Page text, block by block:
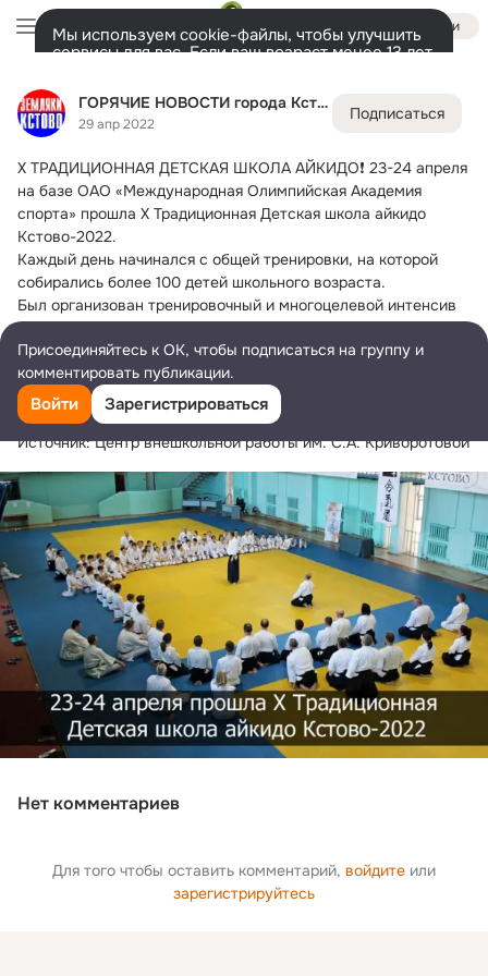
ГОРЯЧИЕ НОВОСТИ города Кстово
29 апр 2022
Подписаться
Х ТРАДИЦИОННАЯ ДЕТСКАЯ ШКОЛА АЙКИДО❗ 23-24 апреля
на базе OAO «Международная Олимпийская Академия
спорта» прошла Х Традиционная Детская школа айкидо
Кстово-2022.
Каждый день начинался с общей тренировки, на которой
собирались более 100 детей школьного возраста.
Был организован тренировочный и многоцелевой интенсив
по социальной безопасности и интенсив от руководителя
Поисково-спасательного отряда "Волонтер" Шухрина С.Д.
Двухдневные тренировки закончились Фестивалем Айкидо
"Мы вместе!", на котором все участники
продемонстрировали своё мастерство.
Источник: Центр внешкольной работы им. С.А. Криворотовой
Нет комментариев
Для того чтобы оставить комментарий, войдите или
зарегистрируйтесь
Войти
Мы используем cookie-файлы, чтобы улучшить
сервисы для вас. Если ваш возраст менее 13 лет,
представитель.
Разрешить все Настроить
Лента Участники 1.6K Ещё
Дополнительная
колонка
Всё1 478 Обсуждаемые
Присоединяйтесь к ОК, чтобы подписаться на группу и
комментировать публикации.
Войти Зарегистрироваться